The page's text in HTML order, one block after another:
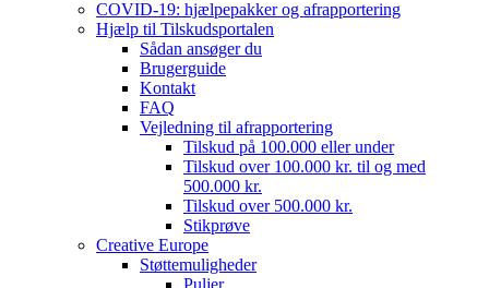
COVID-19: hjælpepakker og afrapportering
Hjælp til Tilskudsportalen
Sådan ansøger du
Brugerguide
Kontakt
FAQ
Vejledning til afrapportering
Tilskud på 100.000 eller under
Tilskud over 100.000 kr. til og med
500.000 kr.
Tilskud over 500.000 kr.
Stikprøve
Creative Europe
Støttemuligheder
Puljer